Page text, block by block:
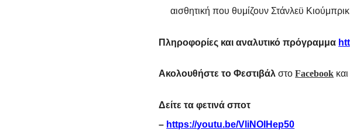
αισθητική που θυμίζουν Στάνλεϋ
Πληροφορίες και αναλυτικό πρόγραμμα
Ακολουθήστε το Φεστιβάλστο Facebook
Δείτε τα φετινά σποτ
– https://youtu.be/VliNOIHep50